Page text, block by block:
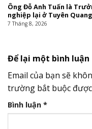
Ông Đỗ Anh Tuấn là
nghiệp lại ở Tuyên Quang
7 Tháng 8, 2026
Để lại một bình luận
Email của bạn sẽ
trường bắt buộc
Bình luận *